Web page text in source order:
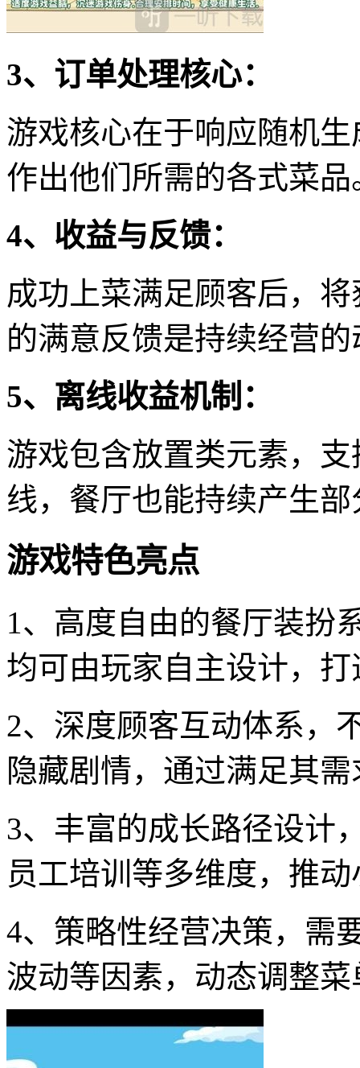
3、订单处理核心：
游戏核心在于响应随机
作出他们所需的各式菜品
4、收益与反馈：
成功上菜满足顾客后，
的满意反馈是持续经营
5、离线收益机制：
游戏包含放置类元素，
线，餐厅也能持续产生
游戏特色亮点
1、高度自由的餐厅装扮
均可由玩家自主设计，
2、深度顾客互动体系，
隐藏剧情，通过满足其
3、丰富的成长路径设计
员工培训等多维度，推
4、策略性经营决策，需
波动等因素，动态调整